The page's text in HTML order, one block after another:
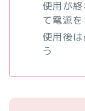
使用が
て電源を
使用後
う